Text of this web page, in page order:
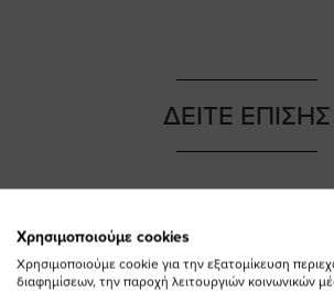
ΔΕΙΤΕ ΕΠΙΣΗΣ
Χρησιμοποιούμε cookies
Χρησιμοποιούμε cookie για την εξατομίκευση
διαφημίσεων, την παροχή λειτουργιών κοινωνικών